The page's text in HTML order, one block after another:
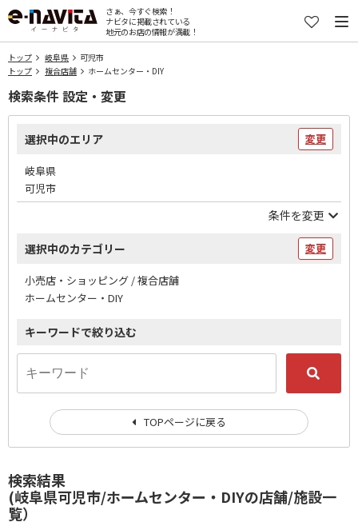
さぁ、今すぐ検索！
ナビタに掲載されている
地元のお店の情報が満載！
トップ 岐阜県
可児市
トップ
複合店舗 ホームセンター・DIY
検索結果
(岐阜県可児市/ホームセンター・DIYの店舗/施設一
覧）
検索条件 設定・変更
選択中のエリア 変更
岐阜県
可児市
条件を変更
選択中のカテゴリー 変更
小売店・ショッピング / 複合店舗
ホームセンター・DIY
キーワードで絞り込む
TOPページに戻る